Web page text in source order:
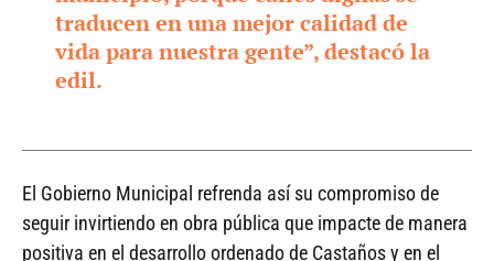
traducen en una mejor calidad de
vida para nuestra gente”, destacó la
edil.
El Gobierno Municipal refrenda así su compromiso de
seguir invirtiendo en obra pública que impacte de manera
positiva en el desarrollo ordenado de Castaños y en el